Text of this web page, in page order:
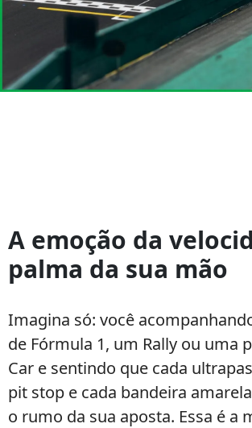
nas
Apostas:
Motivos
para
Velocidade
ser
seu
foco
A emoção da
palma da sua mão
Imagina só: você
de Fórmula 1, um Rally ou uma
Car e sentindo que cada
pit stop e cada bandeira
o rumo da sua aposta. Essa é a